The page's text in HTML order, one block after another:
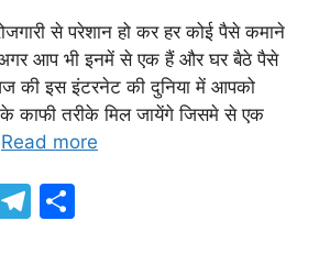
से परेशान हो कर हर कोई पैसे कमाने
आप भी इनमें से एक हैं और घर बैठे पैसे
की इस इंटरनेट की दुनिया में आपको
काफी तरीके मिल जायेंगे जिसमे से एक
Read more
T